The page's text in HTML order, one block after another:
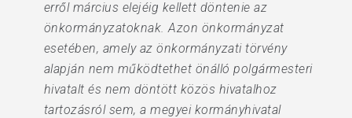
erről március elejéig kellett döntenie az
önkormányzatoknak. Azon önkormányzat
esetében, amely az önkormányzati törvény
alapján nem működtethet önálló polgármesteri
hivatalt és nem döntött közös hivatalhoz
tartozásról sem, a megyei kormányhivatal